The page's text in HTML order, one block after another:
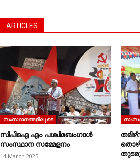
ARTICLES
സംസ്ഥാനങ്ങളിലൂടെ
സിപിഐ എം പശ്ചിമബംഗാൾ
സംസ്ഥാന സമ്മേളനം
14 March 2025